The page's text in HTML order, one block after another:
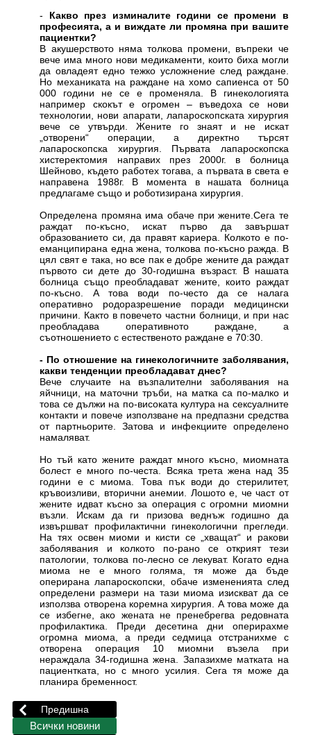
- Какво през изминалите години се промени в
професията, а и виждате ли промяна при вашите
пациентки?
В акушерството няма толкова промени, въпреки че
вече има много нови медикаменти, които биха могли
да овладеят едно тежко усложнение след раждане.
Но механиката на раждане на хомо сапиенса от 50
000 години не се е променяла. В гинекологията
например скокът е огромен – въведоха се нови
технологии, нови апарати, лапароскопската хирургия
вече се утвърди. Жените го знаят и не искат
„отворени“ операции, а директно търсят
лапароскопска хирургия. Първата лапароскопска
хистеректомия направих през 2000г. в болница
Шейново, където работех тогава, а първата в света е
направена 1988г. В момента в нашата болница
предлагаме също и роботизирана хирургия.
Определена промяна има обаче при жените.Сега те
раждат по-късно, искат първо да завършат
образованието си, да правят кариера. Колкото е по-
еманципирана една жена, толкова по-късно ражда. В
цял свят е така, но все пак е добре жените да раждат
първото си дете до 30-годишна възраст. В нашата
болница също преобладават жените, които раждат
по-късно. А това води по-често да се налага
оперативно родоразрешение поради медицински
причини. Както в повечето частни болници, и при нас
преобладава оперативното раждане, а
съотношението с естественото раждане е 70:30.
- По отношение на гинекологичните заболявания,
какви тенденции преобладават днес?
Вече случаите на възпалителни заболявания на
яйчници, на маточни тръби, на матка са по-малко и
това се дължи на по-високата култура на сексуалните
контакти и повече използване на предпазни средства
от партньорите. Затова и инфекциите определено
намаляват.
Но тъй като жените раждат много късно, миомната
болест е много по-честа. Всяка трета жена над 35
години е с миома. Това пък води до стерилитет,
кръвоизливи, вторични анемии. Лошото е, че част от
жените идват късно за операция с огромни миомни
възли. Искам да ги призова веднъж годишно да
извършват профилактични гинекологични прегледи.
На тях освен миоми и кисти се „хващат“ и ракови
заболявания и колкото по-рано се открият тези
патологии, толкова по-лесно се лекуват. Когато една
миома не е много голяма, тя може да бъде
оперирана лапароскопски, обаче измененията след
определени размери на тази миома изискват да се
използва отворена коремна хирургия. А това може да
се избегне, ако жената не пренебрегва редовната
профилактика. Преди десетина дни оперирахме
огромна миома, а преди седмица отстранихме с
отворена операция 10 миомни възела при
нераждала 34-годишна жена. Запазихме матката на
пациентката, но с много усилия. Сега тя може да
планира бременност.